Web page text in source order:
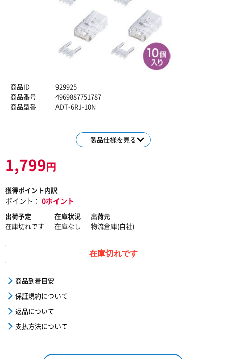
商品ID
929925
商品番号
4969887751787
商品型番
ADT-6RJ-10N
製品仕様を見る
1,799円
獲得ポイント内訳
ポイント： 0ポイント
出荷予定
在庫切れです
在庫状況
在庫なし
出荷元
物流倉庫(自社)
在庫切れです
商品到着目安
保証規約について
返品について
支払方法について